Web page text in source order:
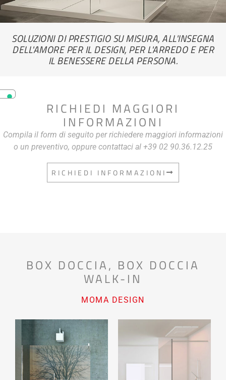
SOLUZIONI DI PRESTIGIO SU MISURA, ALL'INSEGNA
DELL'AMORE PER IL DESIGN, PER L'ARREDO E PER
IL BENESSERE DELLA PERSONA.
RICHIEDI MAGGIORI
INFORMAZIONI
Compila il form di seguito per richiedere maggiori informazioni
o un preventivo, oppure contattaci al +39 02 90.36.12.25
RICHIEDI INFORMAZIONI
BOX DOCCIA, BOX DOCCIA
WALK-IN
MOMA DESIGN